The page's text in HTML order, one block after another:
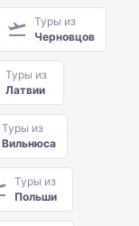
Туры из
Черновцов
Туры из
Латвии
Туры из
Вильнюса
Туры из
Польши